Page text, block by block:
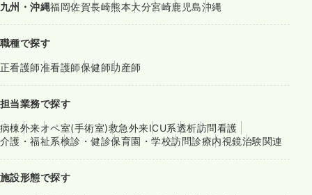
九州・沖縄福岡佐賀長崎熊本大分宮崎鹿児島沖縄
職種で探す
正看護師准看護師保健師助産師
担当業務で探す
病棟外来オペ室(手術室)救急外来ICU系透析訪問看護
介護・福祉系検診・健診保育園・学校訪問診療内視鏡治験関連
施設形態で探す